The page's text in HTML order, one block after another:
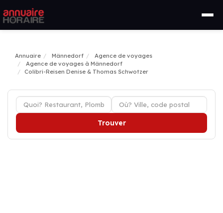
Annuaire Männedorf
Agence de voyages
Agence de voyages à Männedorf
Colibri-Reisen Denise & Thomas Schwotzer
Trouver